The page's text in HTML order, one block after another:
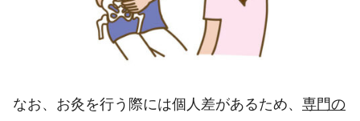
なお、お灸を行う際には個人差があるため、 専門の